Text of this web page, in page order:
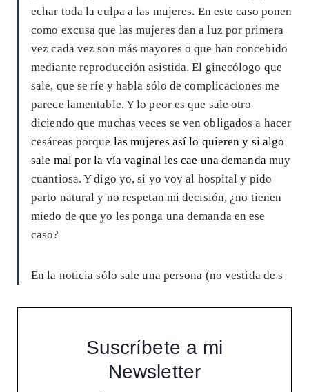
echar toda la culpa a las mujeres. En este caso ponen
como excusa que las mujeres dan a luz por primera
vez cada vez son más mayores o que han concebido
mediante reproducción asistida. El ginecólogo que
sale, que se ríe y habla sólo de complicaciones me
parece lamentable. Y lo peor es que sale otro
diciendo que muchas veces se ven obligados a hacer
cesáreas porque las mujeres así lo quieren y si algo
sale mal por la vía vaginal les cae una demanda muy
cuantiosa. Y digo yo, si yo voy al hospital y pido
parto natural y no respetan mi decisión, ¿no tienen
miedo de que yo les ponga una demanda en ese
caso?
En la noticia sólo sale una persona (no vestida de s
Suscríbete a mi
Newsletter